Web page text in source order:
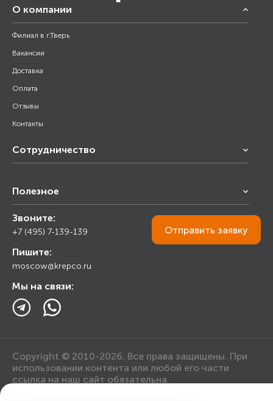
О компании
Филиал в г.Тверь
Вакансии
Доставка
Оплата
Отзывы
Контакты
Сотрудничество
Снабжение строительства
Торговым организациям
Полезное
Калькулятор
Прайс лист
Ответы на вопросы
Блог
Звоните:
+7 (495) 7-139-139
Пишите:
moscow@krepco.ru
Мы на связи:
Отправить заявку
Copyright © 2010-2026. Все права защищены. При
использовании контента или любой его части
ссылка на наш сайт обязательна.